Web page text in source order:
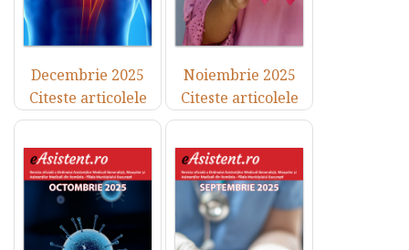
Decembrie 2025
Citeste articolele
Noiembrie 2025
Citeste articolele